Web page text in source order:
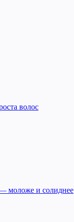
волос
— моложе и солиднее